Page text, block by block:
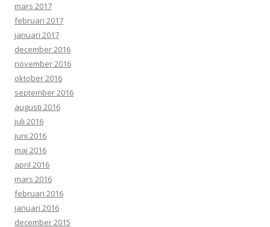
mars 2017
februari 2017
januari 2017
december 2016
november 2016
oktober 2016
september 2016
augusti 2016
juli 2016
juni 2016
maj 2016
april 2016
mars 2016
februari 2016
januari 2016
december 2015